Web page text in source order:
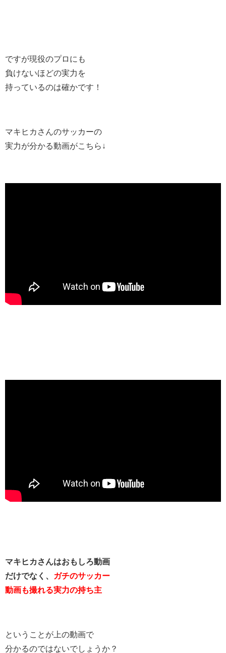
ですが現役のプロにも
負けないほどの実力を
持っているのは確かです！
マキヒカさんのサッカーの
実力が分かる動画がこちら↓
マキヒカさんはおもしろ動画
だけでなく、
ガチのサッカー
動画も撮れる実力の持ち主
ということが上の動画で
分かるのではないでしょうか？